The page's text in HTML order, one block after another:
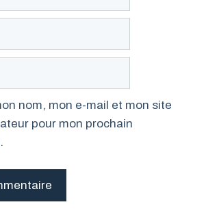
nom, mon e-mail et mon site
pour mon prochain